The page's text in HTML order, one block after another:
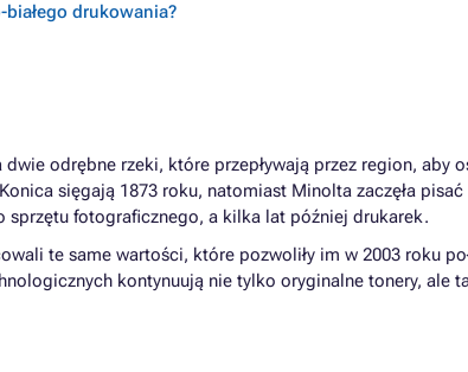
drukowania?
odrębne rzeki, które przepływają przez region, aby
sięgają 1873 roku, natomiast Minolta zaczęła
sprzętu fotograficznego, a kilka lat później drukarek.
te same wartości, które pozwoliły im w 2003 roku
kontynuują nie tylko oryginalne tonery, ale